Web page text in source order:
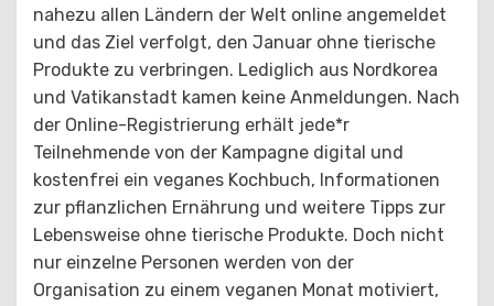
nahezu allen Ländern der Welt online angemeldet
und das Ziel verfolgt, den Januar ohne tierische
Produkte zu verbringen. Lediglich aus Nordkorea
und Vatikanstadt kamen keine Anmeldungen. Nach
der Online-Registrierung erhält jede*r
Teilnehmende von der Kampagne digital und
kostenfrei ein veganes Kochbuch, Informationen
zur pflanzlichen Ernährung und weitere Tipps zur
Lebensweise ohne tierische Produkte. Doch nicht
nur einzelne Personen werden von der
Organisation zu einem veganen Monat motiviert,